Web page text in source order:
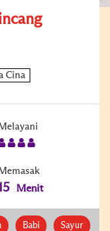
Menit
Babi Sayur